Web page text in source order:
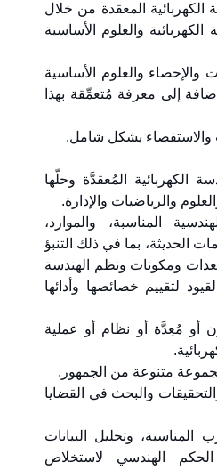
الكهربائية المعقدة من خلال
والعلوم الأساسية
والإحصاء والعلوم الأساسية
إلى معرفة مُتعمِّقة بهذا
الكهربائية المُعقدَّة وحلّها
والرياضيات والإدارة.
المناسبة، والموارد،
الحديثة، بما في ذلك التنبؤ
ومكونات ونظم الهندسة
لتقييم خصائصها وأدائها
أو مُعِدَّة أو نظام أو عملية
والبحث في القضايا
المناسبة، وتحليل البيانات
الحكم الهندسي لاستخلاص